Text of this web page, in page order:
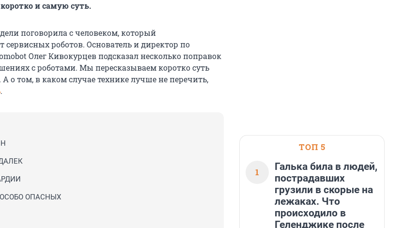
и самую суть.
поговорила с человеком, который
сервисных роботов. Основатель и директор по
Олег Кивокурцев подсказал несколько поправок
с роботами. Мы пересказываем коротко суть
о том, в каком случае технике лучше не перечить,
.
ОПАСНЫХ
ТОП 5
1
Галька била в людей,
пострадавших
грузили в скорые на
лежаках. Что
происходило в
Геленджике после